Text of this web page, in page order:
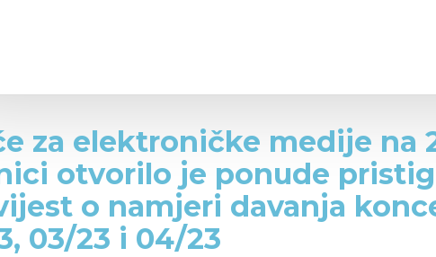
za elektroničke medije na
otvorilo je ponude
o namjeri davanja
03/23 i 04/23